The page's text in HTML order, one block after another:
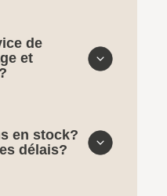
de
et
en stock?
délais?